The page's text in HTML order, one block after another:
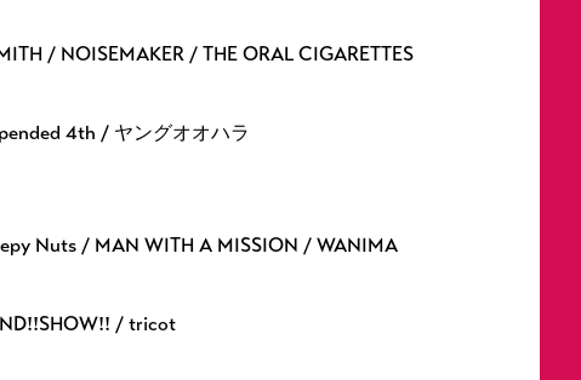
/ NOISEMAKER / THE ORAL CIGARETTES
4th / ヤングオオハラ
Nuts / MAN WITH A MISSION / WANIMA
/ tricot